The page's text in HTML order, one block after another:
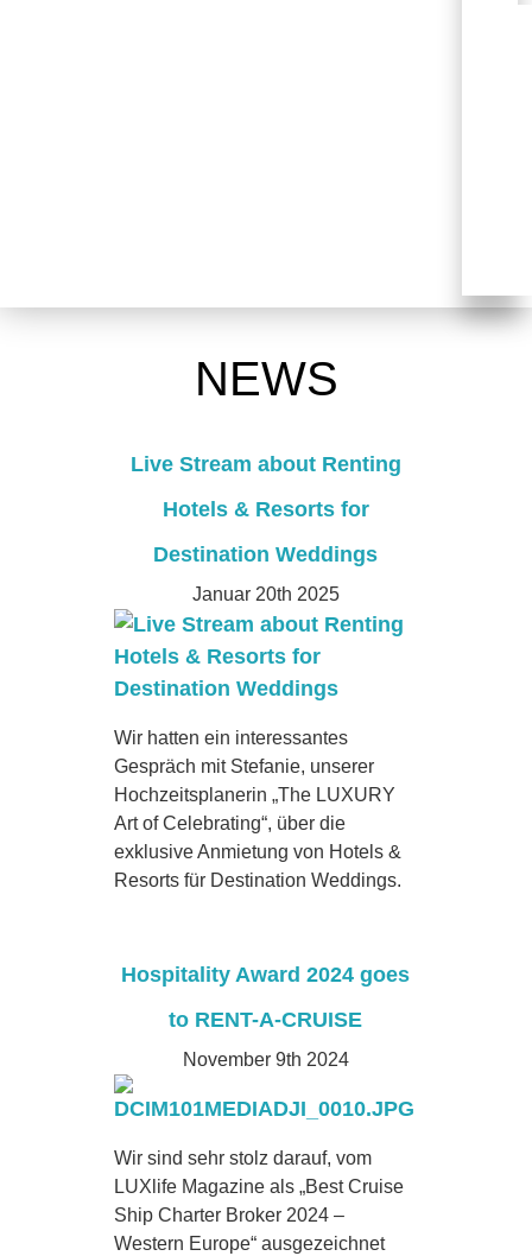
NEWS
Live Stream about Renting
Hotels & Resorts for
Destination Weddings
Januar 20th 2025
Wir hatten ein interessantes
Gespräch mit Stefanie, unserer
Hochzeitsplanerin „The LUXURY
Art of Celebrating“, über die
exklusive Anmietung von Hotels &
Resorts für Destination Weddings.
Hospitality Award 2024 goes
to RENT-A-CRUISE
November 9th 2024
Wir sind sehr stolz darauf, vom
LUXlife Magazine als „Best Cruise
Ship Charter Broker 2024 –
Western Europe“ ausgezeichnet